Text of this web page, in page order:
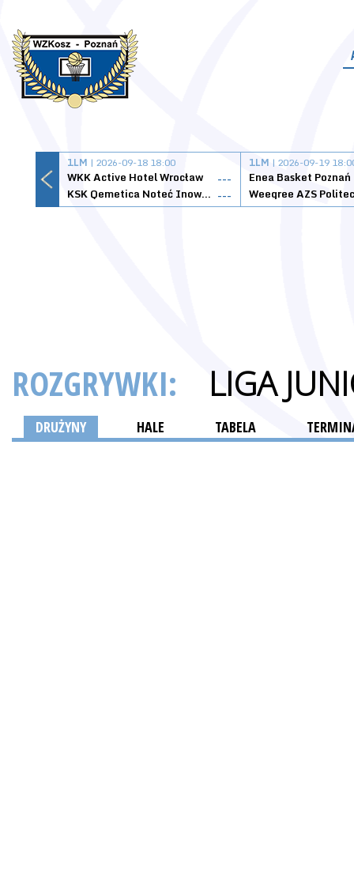
1LM | 2026-09-18 18:00
WKK Active Hotel Wrocław
---
KSK Qemetica Noteć Inowrocław ---
1LM | 2026-09-19
Enea Basket Poznań
ROZGRYWKI: LIGA
DRUŻYNY HALE TABELA